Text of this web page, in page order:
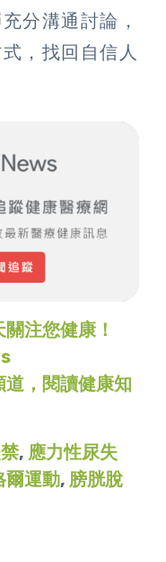
分溝通討論，
，找回自信人
注您健康！
，閱讀健康知
, 應力性尿失
爾運動, 膀胱脫